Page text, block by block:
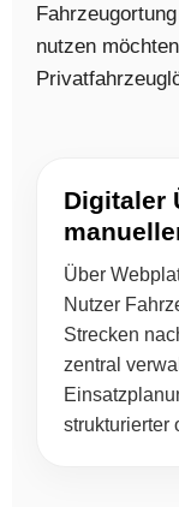
nutzen
Digitaler
Über
Nutzer
Strecken
zentral
strukturierter